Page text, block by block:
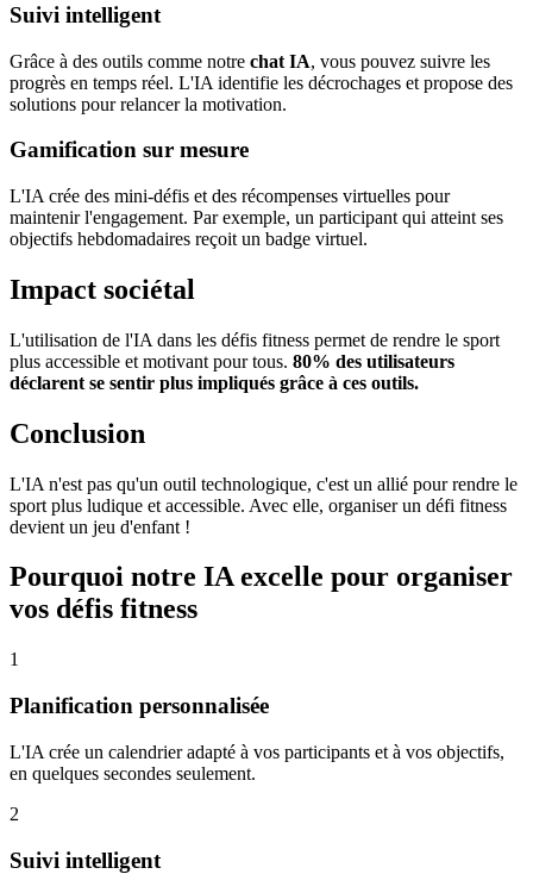
Suivi intelligent
Grâce à des outils comme notre chat IA, vous pouvez suivre les
progrès en temps réel. L'IA identifie les décrochages et propose des
solutions pour relancer la motivation.
Gamification sur mesure
L'IA crée des mini-défis et des récompenses virtuelles pour
maintenir l'engagement. Par exemple, un participant qui atteint ses
objectifs hebdomadaires reçoit un badge virtuel.
Impact sociétal
L'utilisation de l'IA dans les défis fitness permet de rendre le sport
plus accessible et motivant pour tous. 80% des utilisateurs
déclarent se sentir plus impliqués grâce à ces outils.
Conclusion
L'IA n'est pas qu'un outil technologique, c'est un allié pour rendre le
sport plus ludique et accessible. Avec elle, organiser un défi fitness
devient un jeu d'enfant !
Pourquoi notre IA excelle pour organiser
vos défis fitness
1
Planification personnalisée
L'IA crée un calendrier adapté à vos participants et à vos objectifs,
en quelques secondes seulement.
2
Suivi intelligent